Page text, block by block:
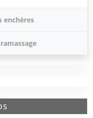
enchères